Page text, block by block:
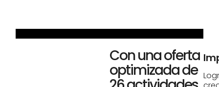
Con una oferta
optimizada de